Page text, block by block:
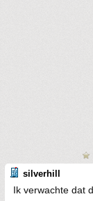
silverhill
Ik verwachte dat